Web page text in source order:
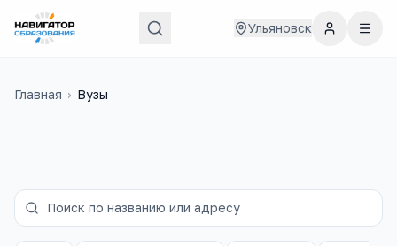
Ульяновск
Главная › Вузы